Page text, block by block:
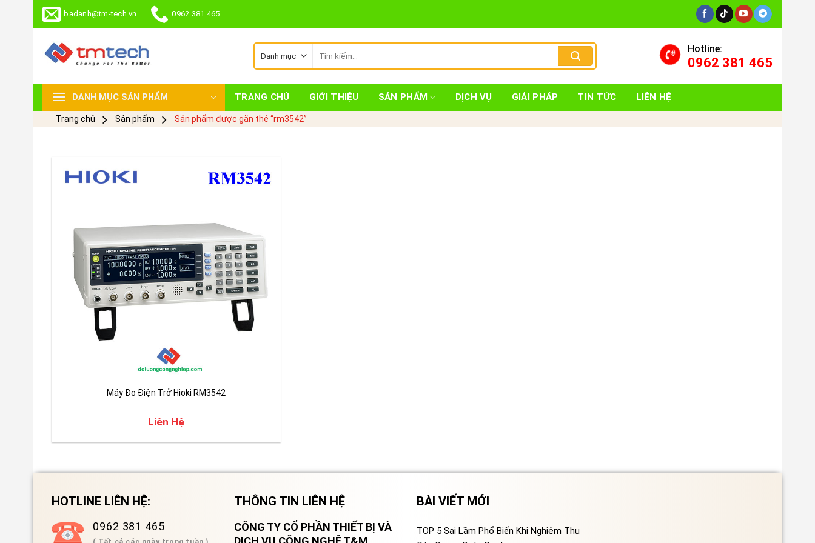
Skip
badanh@tm-tech.vn 0962 381 465
kiếm:
Hotline:
0962 381 465
DANH MỤC SẢN PHẨM TRANG CHỦ GIỚI THIỆU SẢN PHẨM DỊCH VỤ GIẢI PHÁP TIN TỨC LIÊN HỆ
Trang chủ Sản phẩm Sản phẩm được gắn thẻ “rm3542”
Máy Đo Điện Trở Hioki RM3542
Liên Hệ
HOTLINE LIÊN HỆ:
0962 381 465
THÔNG TIN LIÊN HỆ
CÔNG TY CỔ PHẦN THIẾT BỊ VÀ
BÀI VIẾT MỚI
TOP 5 Sai Lầm Phổ Biến Khi Nghiệm Thu